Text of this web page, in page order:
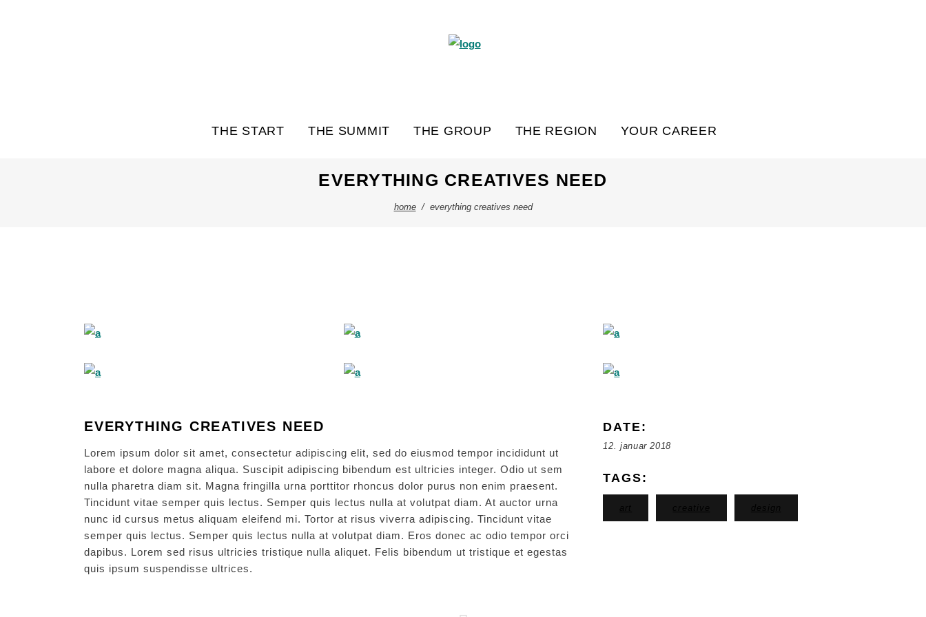
THE START THE SUMMIT THE GROUP THE REGION YOUR CAREER
EVERYTHING CREATIVES NEED
home/ everything creatives need
EVERYTHING CREATIVES NEED
Lorem ipsum dolor sit amet, consectetur adipiscing elit, sed do eiusmod tempor incididunt ut
labore et dolore magna aliqua. Suscipit adipiscing bibendum est ultricies integer. Odio ut sem
nulla pharetra diam sit. Magna fringilla urna porttitor rhoncus dolor purus non enim praesent.
Tincidunt vitae semper quis lectus. Semper quis lectus nulla at volutpat diam. At auctor urna
nunc id cursus metus aliquam eleifend mi. Tortor at risus viverra adipiscing. Tincidunt vitae
semper quis lectus. Semper quis lectus nulla at volutpat diam. Eros donec ac odio tempor orci
dapibus. Lorem sed risus ultricies tristique nulla aliquet. Felis bibendum ut tristique et egestas
quis ipsum suspendisse ultrices.
DATE:
12. januar 2018
TAGS: